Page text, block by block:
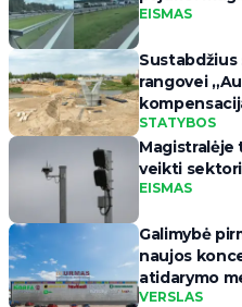
EISMAS
Sustabdžius
rangovei
STATYBOS
Magistralėje
veikti
EISMAS
Galimybė
naujos
atidarymo
VERSLAS